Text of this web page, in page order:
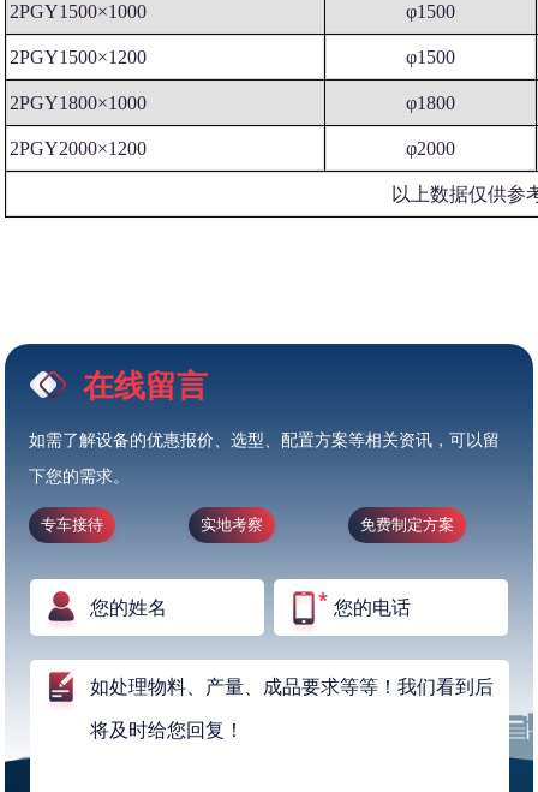
2PGY1500×1000 φ1500
2PGY1500×1200 φ1500
2PGY1800×1000 φ1800
2PGY2000×1200 φ2000
以上数据仅供参
在线留言
如需了解设备的优惠报价、选型、配置方案等相关资讯，可以留
下您的需求。
专车接待 实地考察 免费制定方案